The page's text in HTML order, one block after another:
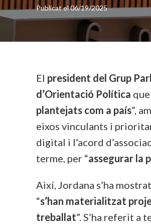
Publicat el06/19/2025
El president del Grup
d’Orientació Política
plantejats com a país”,
eixos vinculants i
digital i l’acord
terme, per “assegurar la
Així, Jordana s’ha
“s’han materialitzat
treballat”. S’ha referit a